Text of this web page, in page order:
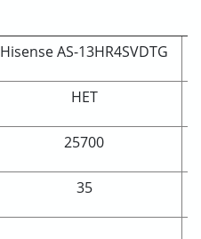
Hisense AS-13HR4SVDTG
НЕТ
25700
35